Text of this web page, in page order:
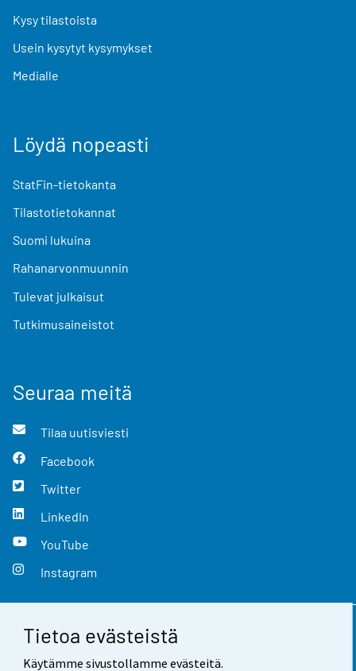
Tietoa evästeistä
Käytämme sivustollamme evästeitä.
Kysy tilastoista
Usein kysytyt kysymykset
Medialle
Löydä nopeasti
StatFin-tietokanta
Tilastotietokannat
Suomi lukuina
Rahanarvonmuunnin
Tulevat julkaisut
Tutkimusaineistot
Seuraa meitä
Tilaa uutisviesti
Facebook
Twitter
LinkedIn
YouTube
Instagram
Yhteystiedot